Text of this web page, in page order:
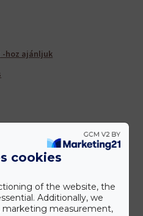
-hoz ajánljuk
cookies
of the website, the
Additionally, we
marketing measurement,